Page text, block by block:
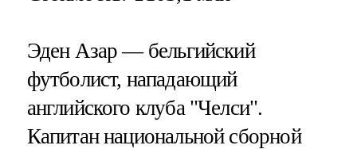
Эден Азар — бельгийский
футболист, нападающий
английского клуба "Челси".
Капитан национальной сборной